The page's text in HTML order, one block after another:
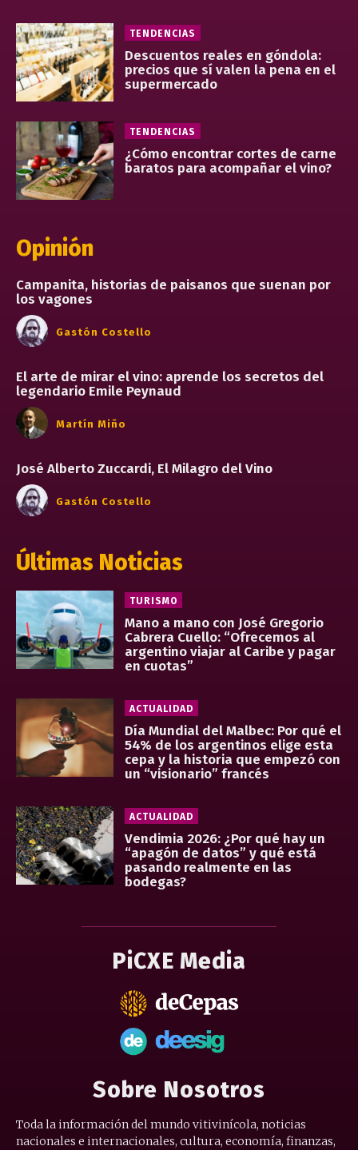
TENDENCIAS
Descuentos reales en góndola:
precios que sí valen la pena en el
supermercado
TENDENCIAS
¿Cómo encontrar cortes de carne
baratos para acompañar el vino?
Opinión
Campanita, historias de paisanos que suenan por
los vagones
Gastón Costello
El arte de mirar el vino: aprende los secretos del
legendario Emile Peynaud
Martín Miño
José Alberto Zuccardi, El Milagro del Vino
Gastón Costello
Últimas Noticias
TURISMO
Mano a mano con José Gregorio
Cabrera Cuello: “Ofrecemos al
argentino viajar al Caribe y pagar
en cuotas”
ACTUALIDAD
Día Mundial del Malbec: Por qué el
54% de los argentinos elige esta
cepa y la historia que empezó con
un “visionario” francés
ACTUALIDAD
Vendimia 2026: ¿Por qué hay un
“apagón de datos” y qué está
pasando realmente en las
bodegas?
PiCXE Media
Sobre Nosotros
Toda la información del mundo vitivinícola, noticias
nacionales e internacionales, cultura, economía, finanzas,